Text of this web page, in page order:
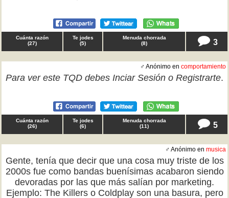
Cuánta razón
(27)
Te jodes
(5)
Menuda chorrada
(8) 3
♂ Anónimo en comportamiento
Para ver este TQD debes Inciar Sesión o Registrarte.
Cuánta razón
(26)
Te jodes
(6)
Menuda chorrada
(11) 5
♂ Anónimo en musica
Gente, tenía que decir que una cosa muy triste de los
2000s fue como bandas buenísimas acabaron siendo
devoradas por las que más salían por marketing.
Ejemplo: The Killers o Coldplay son una basura, pero